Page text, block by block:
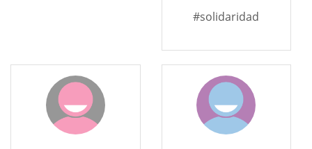
#solidaridad